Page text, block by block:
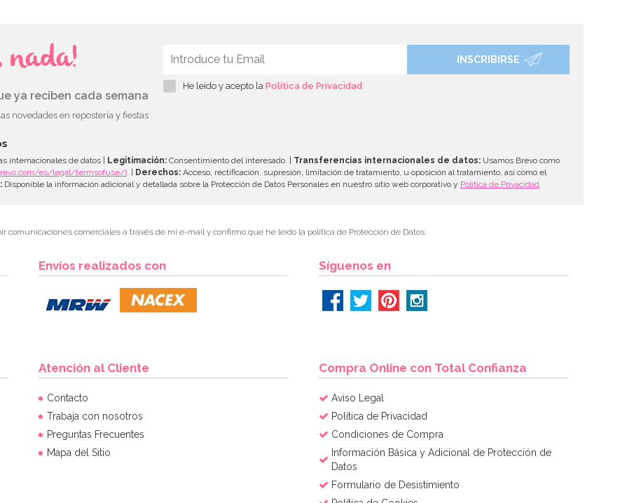
nada!
ya reciben cada semana
novedades en repostería y fiestas
INSCRIBIRSE
He leído y acepto la Política de Privacidad
internacionales de datos | Legitimación: Consentimiento del interesado. | Transferencias internacionales de datos: Usamos Brevo como
es/legal/termsofuse/) . | Derechos: Acceso, rectificación, supresión, limitación de tratamiento, u oposición al tratamiento, así como el
Disponible la información adicional y detallada sobre la Protección de Datos Personales en nuestro sitio web corporativo y Política de Privacidad
comerciales a través de mi e-mail y confirmo que he leído la política de Protección de Datos.
Envíos realizados con Síguenos en
Atención al Cliente
Contacto
Trabaja con nosotros
Preguntas Frecuentes
Mapa del Sitio
Compra Online con Total Confianza
Aviso Legal
Política de Privacidad
Condiciones de Compra
Información Básica y Adicional de Protección de
Datos
Formulario de Desistimiento